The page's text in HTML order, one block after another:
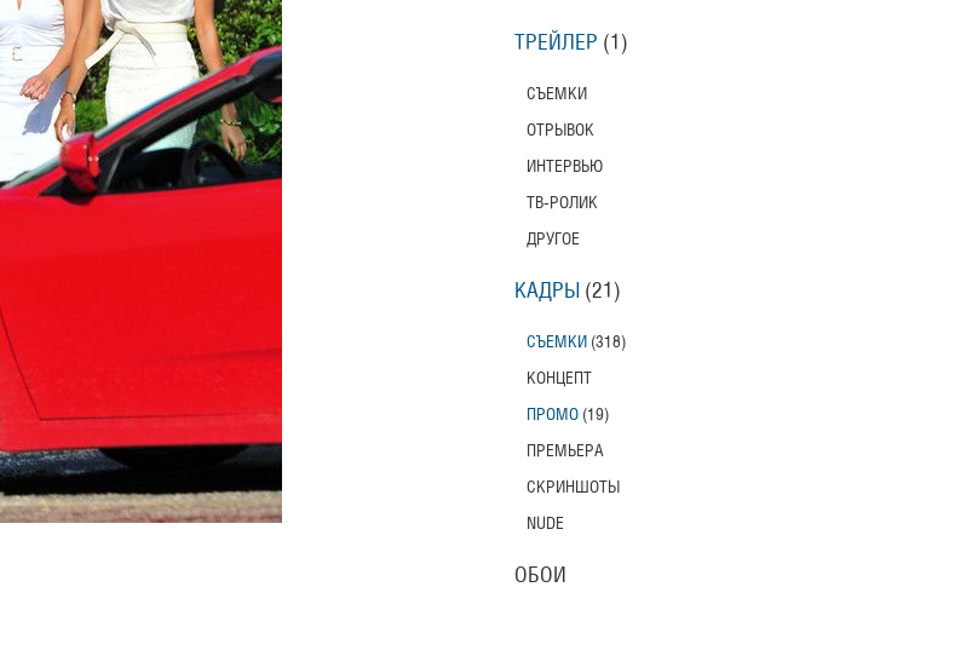
ТРЕЙЛЕР (1)
СЪЕМКИ
ОТРЫВОК
ИНТЕРВЬЮ
ТВ-РОЛИК
ДРУГОЕ
КАДРЫ (21)
СЪЕМКИ (318)
КОНЦЕПТ
ПРОМО (19)
ПРЕМЬЕРА
СКРИНШОТЫ
NUDE
ОБОИ